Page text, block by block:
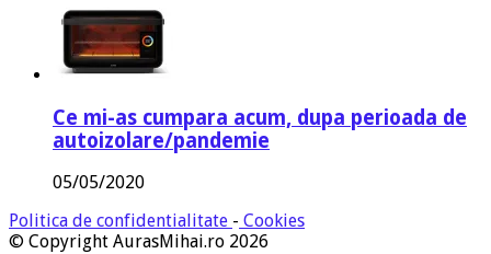
Ce mi-as cumpara acum, dupa perioada de
autoizolare/pandemie
05/05/2020
Politica de confidentialitate - Cookies
© Copyright AurasMihai.ro 2026